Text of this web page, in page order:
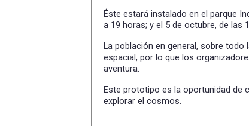
Éste estará instalado en el parque
a 19 horas; y el 5 de octubre, de las
La población en general, sobre
espacial, por lo que los
aventura.
Este prototipo es la oportunidad de
explorar el cosmos.